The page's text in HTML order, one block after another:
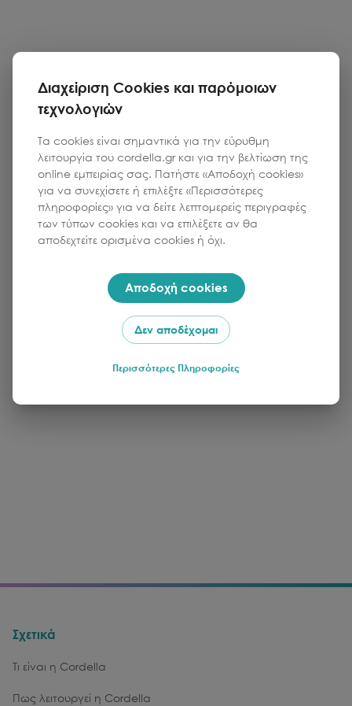
Σχετικά
Τι είναι η Cordella
Πως λειτουργεί η Cordella
Διαχείριση Cookies και παρόμοιων
τεχνολογιών
Τα cookies είναι σημαντικά για την εύρυθμη
λειτουργία του cordella.gr και για την βελτίωση της
online εμπειρίας σας. Πατήστε «Αποδοχή cookies»
για να συνεχίσετε ή επιλέξτε «Περισσότερες
πληροφορίες» για να δείτε λεπτομερείς περιγραφές
των τύπων cookies και να επιλέξετε αν θα
αποδεχτείτε ορισμένα cookies ή όχι.
Αποδοχή cookies
Δεν αποδέχομαι
Περισσότερες Πληροφορίες